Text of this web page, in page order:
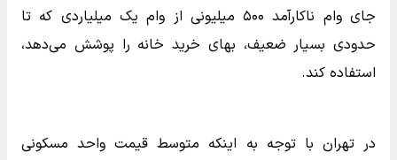
جای وام ناکارآمد ۵۰۰ میلیونی از وام یک میلیاردی که تا
حدودی بسیار ضعیف، بهای خرید خانه را پوشش می‌دهد،
استفاده کند.
در تهران با توجه به اینکه متوسط قیمت واحد مسکونی